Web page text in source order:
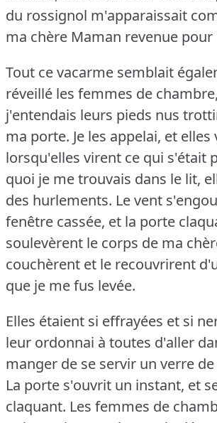
du rossignol m'apparaissait
ma chère Maman revenue pour
Tout ce vacarme semblait
réveillé les femmes de
j'entendais leurs pieds nus
ma porte. Je les appelai, et
lorsqu'elles virent ce qui s'était
quoi je me trouvais dans le lit,
des hurlements. Le vent
fenêtre cassée, et la porte
soulevèrent le corps de ma
couchèrent et le recouvrirent
que je me fus levée.
Elles étaient si effrayées et si
leur ordonnai à toutes d'aller
manger de se servir un verre
La porte s'ouvrit un instant, et
claquant. Les femmes de